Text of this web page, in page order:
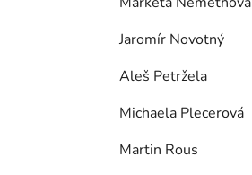
Jaromír Novotný
Aleš Petržela
Michaela Plecerová
Martin Rous